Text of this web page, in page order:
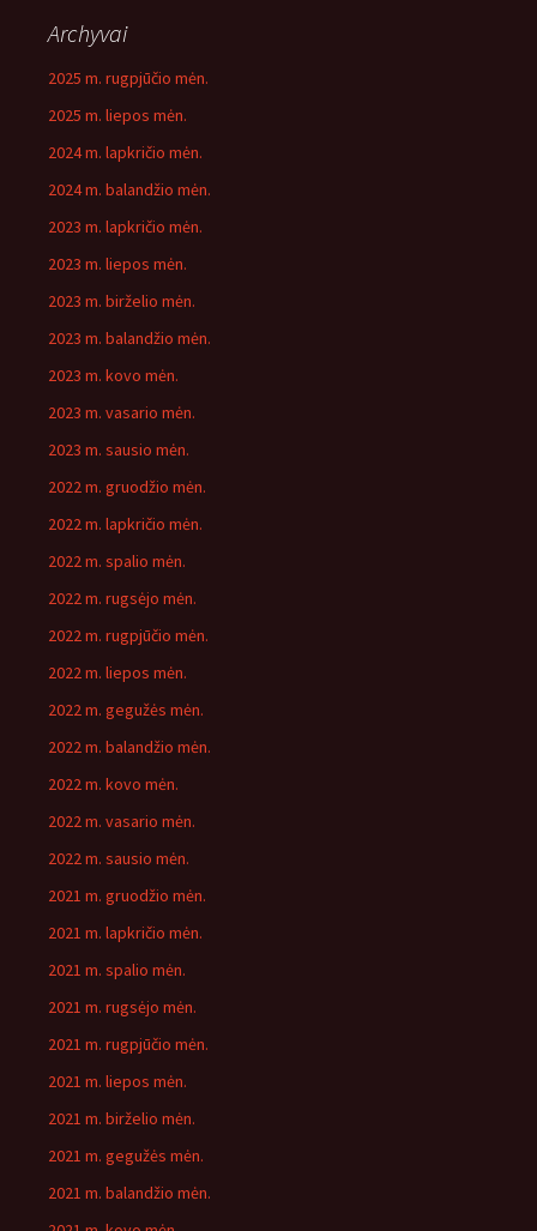
Archyvai
2025 m. rugpjūčio mėn.
2025 m. liepos mėn.
2024 m. lapkričio mėn.
2024 m. balandžio mėn.
2023 m. lapkričio mėn.
2023 m. liepos mėn.
2023 m. birželio mėn.
2023 m. balandžio mėn.
2023 m. kovo mėn.
2023 m. vasario mėn.
2023 m. sausio mėn.
2022 m. gruodžio mėn.
2022 m. lapkričio mėn.
2022 m. spalio mėn.
2022 m. rugsėjo mėn.
2022 m. rugpjūčio mėn.
2022 m. liepos mėn.
2022 m. gegužės mėn.
2022 m. balandžio mėn.
2022 m. kovo mėn.
2022 m. vasario mėn.
2022 m. sausio mėn.
2021 m. gruodžio mėn.
2021 m. lapkričio mėn.
2021 m. spalio mėn.
2021 m. rugsėjo mėn.
2021 m. rugpjūčio mėn.
2021 m. liepos mėn.
2021 m. birželio mėn.
2021 m. gegužės mėn.
2021 m. balandžio mėn.